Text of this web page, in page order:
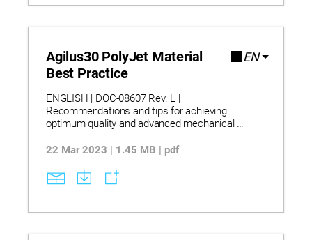
Agilus30 PolyJet Material
Best Practice
EN
ENGLISH | DOC-08607 Rev. L |
Recommendations and tips for achieving
optimum quality and advanced mechanical
materials.
22 Mar 2023 | 1.45 MB | pdf